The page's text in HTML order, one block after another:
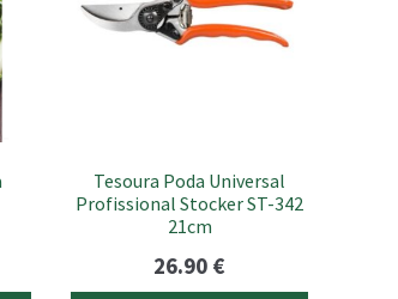
Tesoura Poda Universal
Profissional Stocker ST-342
21cm
26.90 €